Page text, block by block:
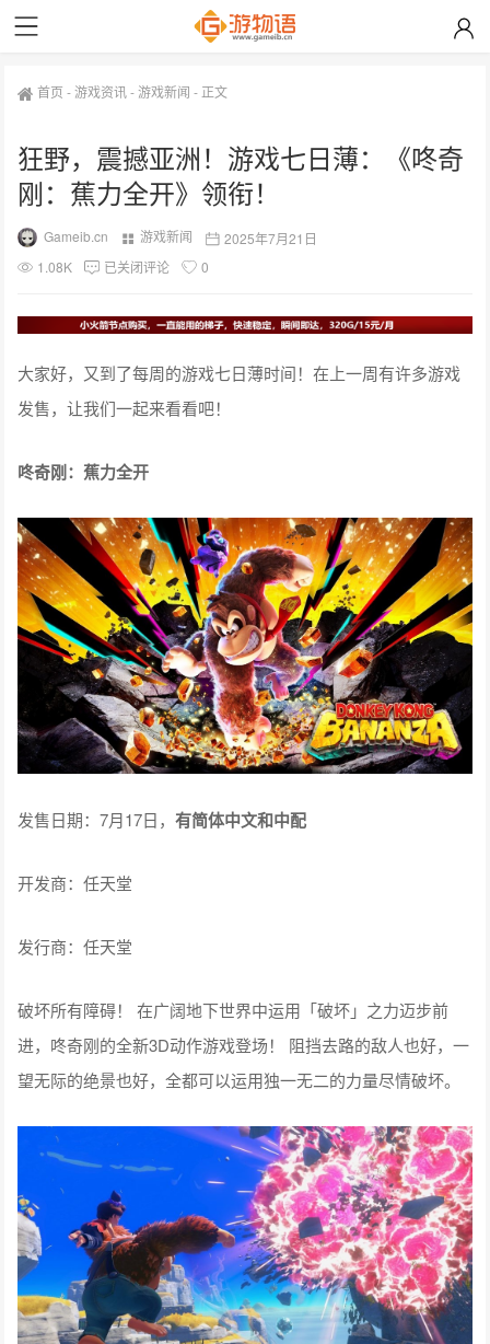
首页 -游戏资讯-游戏新闻 - 正文
狂野，震撼亚洲！游戏七日薄：《咚奇
刚：蕉力全开》领衔！
Gameib.cn 游戏新闻
2025年7月21日
1.08K
已关闭评论 0
大家好，又到了每周的游戏七日薄时间！在上一周有许多游戏
发售，让我们一起来看看吧！
咚奇刚：蕉力全开
发售日期：7月17日，有简体中文和中配
开发商：任天堂
发行商：任天堂
破坏所有障碍！ 在广阔地下世界中运用「破坏」之力迈步前
进，咚奇刚的全新3D动作游戏登场！ 阻挡去路的敌人也好，一
望无际的绝景也好，全都可以运用独一无二的力量尽情破坏。